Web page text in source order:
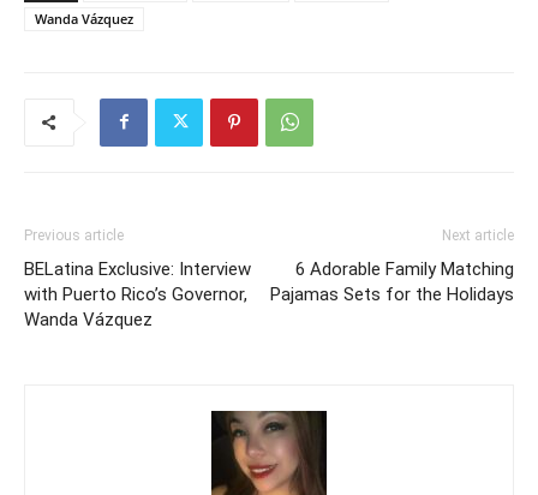
Wanda Vázquez
Previous article
BELatina Exclusive: Interview
with Puerto Rico’s Governor,
Wanda Vázquez
Next article
6 Adorable Family Matching
Pajamas Sets for the Holidays